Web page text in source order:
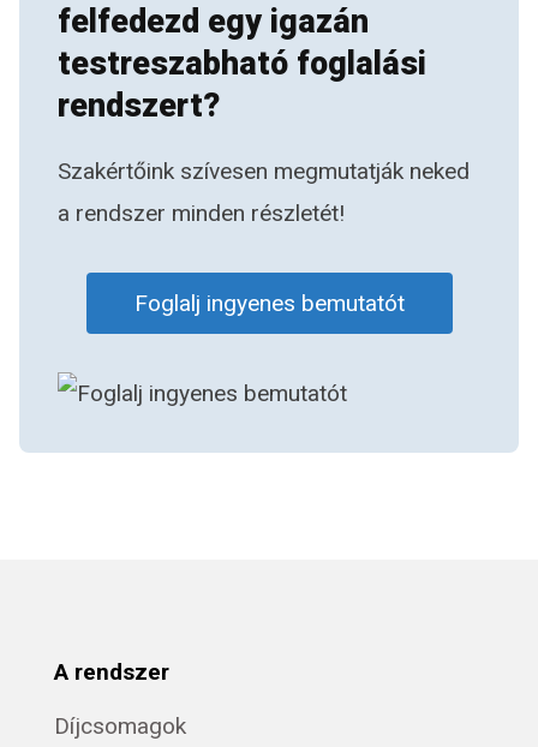
felfedezd egy igazán
testreszabható foglalási
rendszert?
Szakértőink szívesen megmutatják neked
a rendszer minden részletét!
Foglalj ingyenes bemutatót
A rendszer
Díjcsomagok